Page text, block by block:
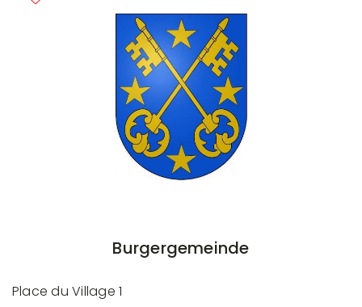
Burgergemeinde
Place du Village 1